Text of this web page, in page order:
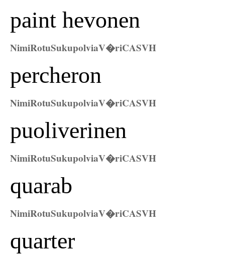
paint hevonen
NimiRotuSukupolviaV�riCASVH
percheron
NimiRotuSukupolviaV�riCASVH
puoliverinen
NimiRotuSukupolviaV�riCASVH
quarab
NimiRotuSukupolviaV�riCASVH
quarter